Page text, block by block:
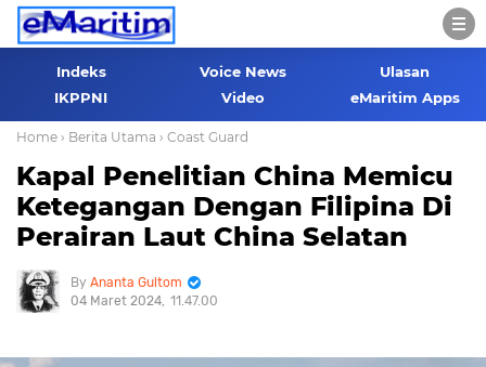
Indeks Voice News
Ulasan
IKPPNI
Video eMaritim Apps
Home › Berita Utama › Coast Guard
Kapal Penelitian China Memicu
Ketegangan Dengan Filipina Di
Perairan Laut China Selatan
Ananta Gultom
04 Maret 2024 11.47.00